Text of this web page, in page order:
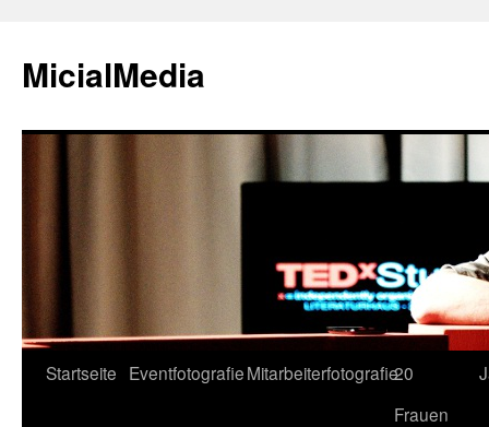
MicialMedia
Zum
Startseite EventfotografieMitarbeiterfotografie20
Frauen